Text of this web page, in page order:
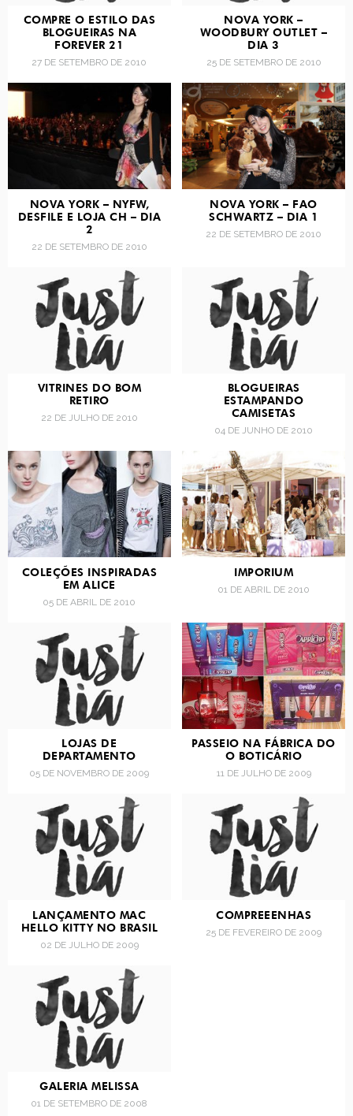
COMPRE O ESTILO DAS
BLOGUEIRAS NA
FOREVER 21
27 DE SETEMBRO DE 2010
NOVA YORK –
WOODBURY OUTLET –
DIA 3
25 DE SETEMBRO DE 2010
NOVA YORK – NYFW,
DESFILE E LOJA CH – DIA
2
22 DE SETEMBRO DE 2010
NOVA YORK – FAO
SCHWARTZ – DIA 1
22 DE SETEMBRO DE 2010
VITRINES DO BOM
RETIRO
22 DE JULHO DE 2010
BLOGUEIRAS
ESTAMPANDO
CAMISETAS
04 DE JUNHO DE 2010
COLEÇÕES INSPIRADAS
EM ALICE
05 DE ABRIL DE 2010
IMPORIUM
01 DE ABRIL DE 2010
LOJAS DE
DEPARTAMENTO
05 DE NOVEMBRO DE 2009
PASSEIO NA FÁBRICA DO
O BOTICÁRIO
11 DE JULHO DE 2009
LANÇAMENTO MAC
HELLO KITTY NO BRASIL
02 DE JULHO DE 2009
COMPREEENHAS
25 DE FEVEREIRO DE 2009
GALERIA MELISSA
01 DE SETEMBRO DE 2008